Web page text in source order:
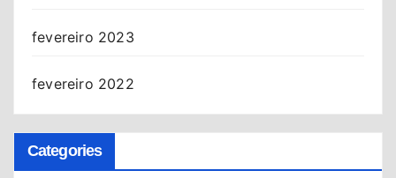
fevereiro 2023
fevereiro 2022
Categories